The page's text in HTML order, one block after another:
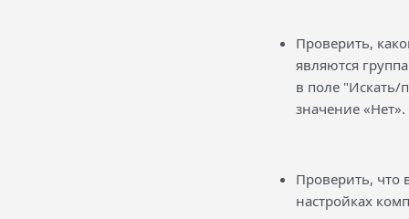
Проверить,
являются
в поле "Искать/
значение «Нет».
Проверить, что
настройках